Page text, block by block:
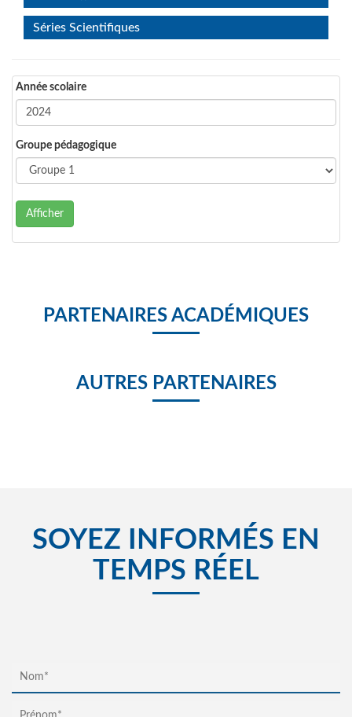
Séries Scientifiques
Année scolaire
Groupe pédagogique
Afficher
PARTENAIRES ACADÉMIQUES
AUTRES PARTENAIRES
SOYEZ INFORMÉS EN
TEMPS RÉEL